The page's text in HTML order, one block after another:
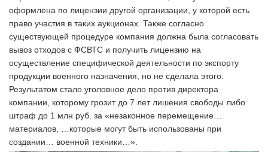
оформлена по лицензии другой организации, у которой есть
право участия в таких аукционах. Также согласно
существующей процедуре компания должна была согласовать
вывоз отходов с ФСВТС и получить лицензию на
осуществление специфической деятельности по экспорту
продукции военного назначения, но не сделала этого.
Результатом стало уголовное дело против директора
компании, которому грозит до 7 лет лишения свободы либо
штраф до 1 млн руб. за «незаконное перемещение…
материалов, …которые могут быть использованы при
создании… военной техники…».